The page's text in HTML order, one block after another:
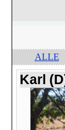
ALLE
Karl